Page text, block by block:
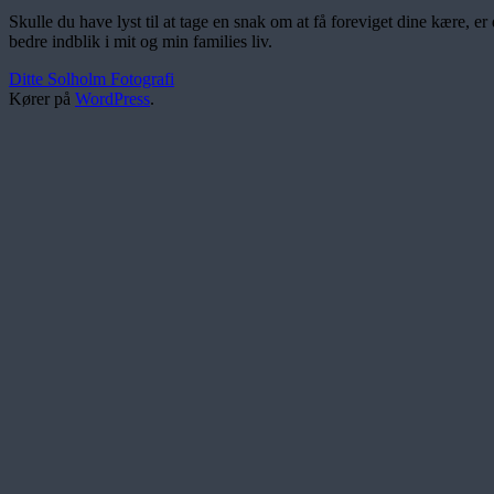
Skulle du have lyst til at tage en snak om at få foreviget dine kære,
bedre indblik i mit og min families liv.
Ditte Solholm Fotografi
Kører på WordPress.